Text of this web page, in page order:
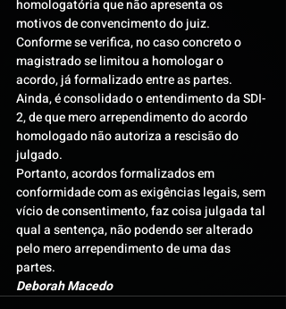
homologatória que não apresenta os
motivos de convencimento do juiz.
Conforme se verifica, no caso concreto o
magistrado se limitou a homologar o
acordo, já formalizado entre as partes.
Ainda, é consolidado o entendimento da SDI-
2, de que mero arrependimento do acordo
homologado não autoriza a rescisão do
julgado.
Portanto, acordos formalizados em
conformidade com as exigências legais, sem
vício de consentimento, faz coisa julgada tal
qual a sentença, não podendo ser alterado
pelo mero arrependimento de uma das
partes.
Deborah Macedo